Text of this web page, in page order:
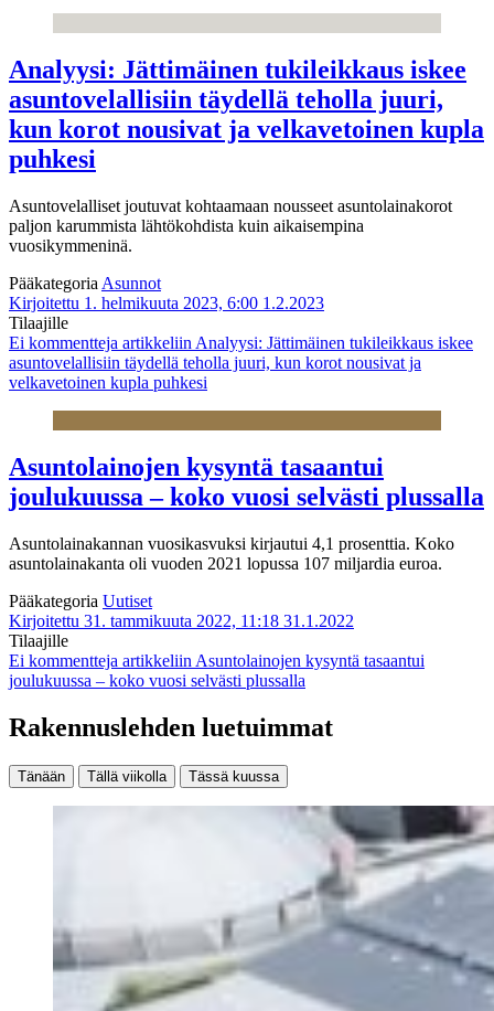
Analyysi: Jättimäinen tukileikkaus iskee
asuntovelallisiin täydellä teholla juuri,
kun korot nousivat ja velkavetoinen kupla
puhkesi
Asuntovelalliset joutuvat kohtaamaan nousseet asuntolainakorot
paljon karummista lähtökohdista kuin aikaisempina
vuosikymmeninä.
Pääkategoria Asunnot
Kirjoitettu 1. helmikuuta 2023, 6:00 1.2.2023
Tilaajille
Ei kommentteja artikkeliin Analyysi: Jättimäinen tukileikkaus iskee
asuntovelallisiin täydellä teholla juuri, kun korot nousivat ja
velkavetoinen kupla puhkesi
Asuntolainojen kysyntä tasaantui
joulukuussa – koko vuosi selvästi plussalla
Asuntolainakannan vuosikasvuksi kirjautui 4,1 prosenttia. Koko
asuntolainakanta oli vuoden 2021 lopussa 107 miljardia euroa.
Pääkategoria Uutiset
Kirjoitettu 31. tammikuuta 2022, 11:18 31.1.2022
Tilaajille
Ei kommentteja artikkeliin Asuntolainojen kysyntä tasaantui
joulukuussa – koko vuosi selvästi plussalla
Rakennuslehden luetuimmat
Tänään Tällä viikolla Tässä kuussa